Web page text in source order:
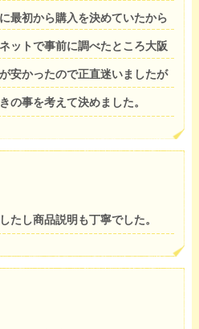
最初から購入を決めていたから
ットで事前に調べたところ大阪
安かったので正直迷いましたが
の事を考えて決めました。
たし商品説明も丁寧でした。